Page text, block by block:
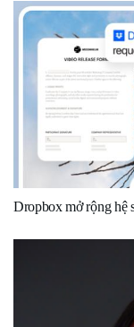
Dropbox mở rộng hệ